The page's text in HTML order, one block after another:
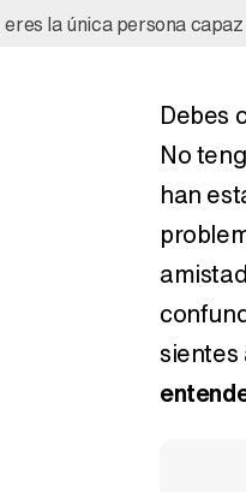
la única persona
Debes
No
han
sientes